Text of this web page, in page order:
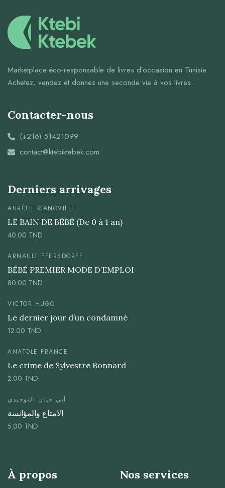
Marketplace éco-responsable de livres d’occasion en Tunisie.
Achetez, vendez et donnez une seconde vie à vos livres.
Contacter-nous
(+216) 51421099
contact@ktebiktebek.com
Derniers arrivages
AURÉLIE CANOVILLE
LE BAIN DE BÉBÉ (De 0 à 1 an)
40.00 TND
ARNAULT PFERSDORFF
BÉBÉ PREMIER MODE D’EMPLOI
80.00 TND
VICTOR HUGO
Le dernier jour d’un condamné
12.00 TND
ANATOLE FRANCE
Le crime de Sylvestre Bonnard
2.00 TND
أبي حيان التوحيدي
الامتاع والمؤانسة
5.00 TND
À propos Nos services